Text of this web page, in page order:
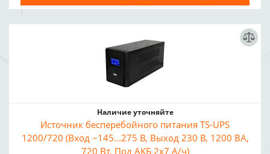
Наличие уточняйте
Источник бесперебойного питания TS-UPS
1200/720 (Вход ~145...275 В, Выход 230 В, 1200 ВА,
720 Вт, Под АКБ 2x7 А/ч)